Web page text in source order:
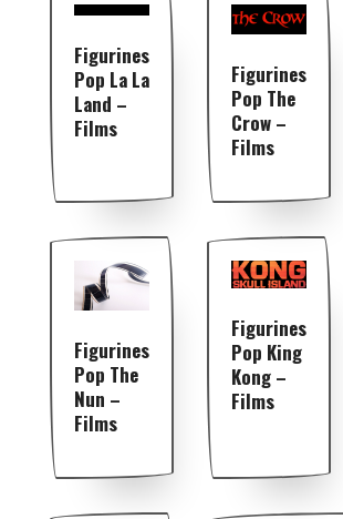
Figurines
Pop La La
Land –
Films
Figurines
Pop The
Crow –
Films
Figurines
Pop The
Nun –
Films
Figurines
Pop King
Kong –
Films